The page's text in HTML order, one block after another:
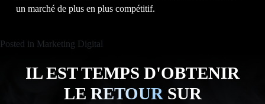
un marché de plus en plus compétitif.
Posted in Marketing Digital
IL EST TEMPS D'OBTENIR
LE RETOURSUR